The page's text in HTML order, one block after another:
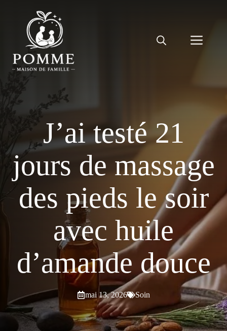
contenu
J’ai testé 21
jours de massage
des pieds le soir
avec huile
d’amande douce
mai 13, 2026 Soin